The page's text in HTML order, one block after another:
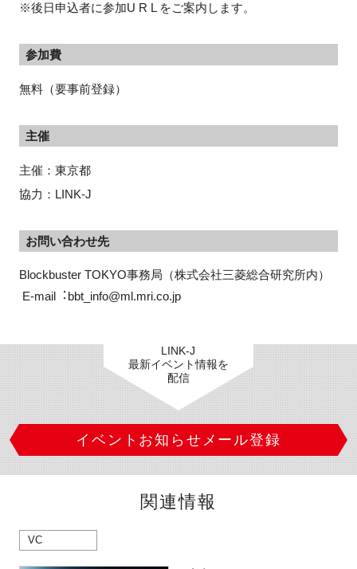
※後日申込者に参加U R L をご案内します。
参加費
無料（要事前登録）
主催
主催：東京都
協力：LINK-J
お問い合わせ先
Blockbuster TOKYO事務局（株式会社三菱総合研究所内）
E-mail︓bbt_info@ml.mri.co.jp
LINK-J
最新イベント情報を
配信
イベントお知らせメール登録
関連情報
VC